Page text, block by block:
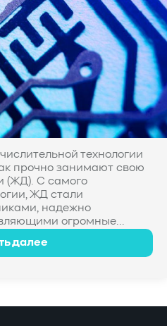
технологии
прочно занимают свою
(ЖД). С самого
ЖД стали
надежно
огромные...
далее